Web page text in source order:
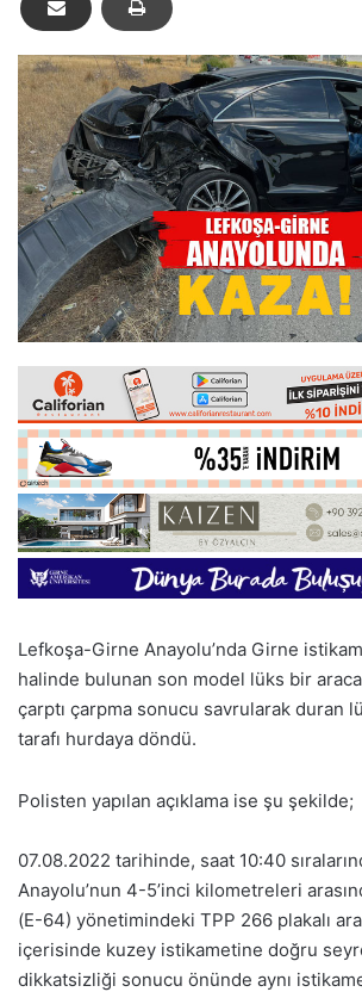
Lefkoşa-Girne Anayolu’nda Girne
halinde bulunan son model lüks bir
çarptı çarpma sonucu savrularak duran
tarafı hurdaya döndü.
Polisten yapılan açıklama ise şu şekilde;
07.08.2022 tarihinde, saat 10:40
Anayolu’nun 4-5’inci kilometreleri
(E-64) yönetimindeki TPP 266 plakalı
içerisinde kuzey istikametine doğru
dikkatsizliği sonucu önünde aynı